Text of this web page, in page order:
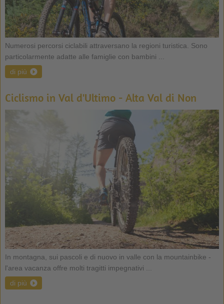
Numerosi percorsi ciclabili attraversano la regioni turistica. Sono
particolarmente adatte alle famiglie con bambini ...
di più
Ciclismo in Val d'Ultimo - Alta Val di Non
In montagna, sui pascoli e di nuovo in valle con la mountainbike -
l'area vacanza offre molti tragitti impegnativi ...
di più